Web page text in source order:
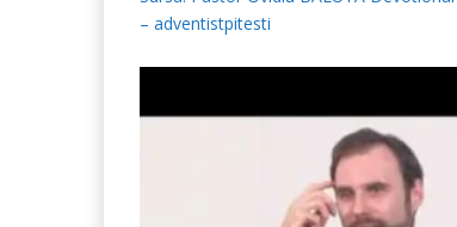
– adventistpitesti